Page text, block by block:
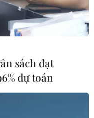
sách đạt
dự toán